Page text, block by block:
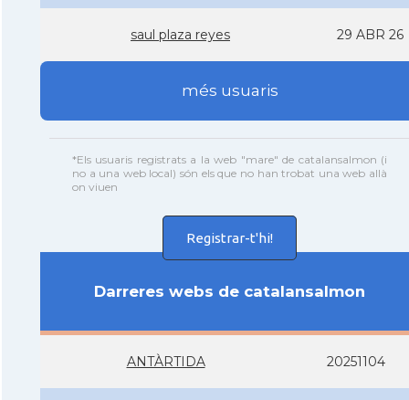
saul plaza reyes 29 ABR 26
més usuaris
*Els usuaris registrats a la web "mare" de catalansalmon (i
no a una web local) són els que no han trobat una web allà
on viuen
Registrar-t'hi!
Darreres webs de catalansalmon
ANTÀRTIDA 20251104